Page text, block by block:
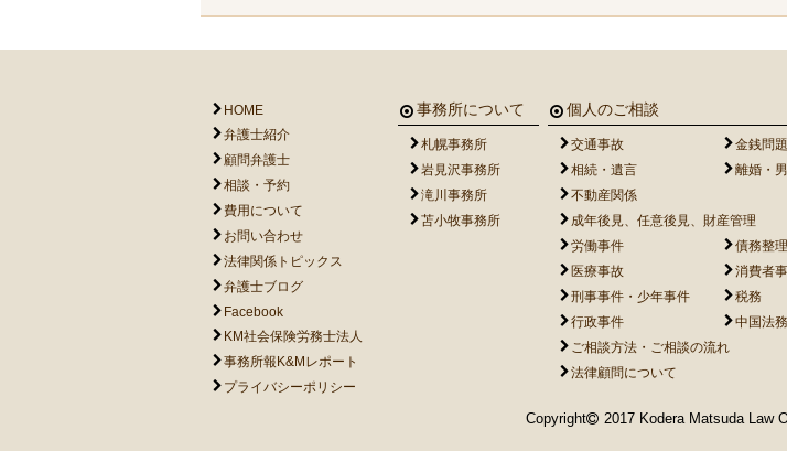
HOME
弁護士紹介
顧問弁護士
相談・予約
費用について
お問い合わせ
法律関係トピックス
弁護士ブログ
Facebook
KM社会保険労務士法人
事務所報K&Mレポート
プライバシーポリシー
事務所について
札幌事務所
岩見沢事務所
滝川事務所
苫小牧事務所
個人のご相談
交通事故
金銭問
相続・遺言
離婚・
不動産関係
成年後見、任意後見、財産管理
労働事件
債務整理
医療事故
消費者
刑事事件・少年事件
税務
行政事件
中国法務
ご相談方法・ご相談の流れ
法律顧問について
Copyright 2017 Kodera Matsuda Law